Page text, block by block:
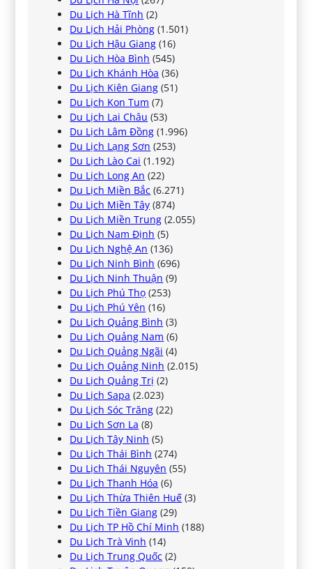
Du Lịch Hà Tĩnh (2)
Du Lịch Hải Phòng (1.501)
Du Lịch Hậu Giang (16)
Du Lịch Hòa Bình (545)
Du Lịch Khánh Hòa (36)
Du Lịch Kiên Giang (51)
Du Lịch Kon Tum (7)
Du Lịch Lai Châu (53)
Du Lịch Lâm Đồng (1.996)
Du Lịch Lạng Sơn (253)
Du Lịch Lào Cai (1.192)
Du Lịch Long An (22)
Du Lịch Miền Bắc (6.271)
Du Lịch Miền Tây (874)
Du Lịch Miền Trung (2.055)
Du Lịch Nam Định (5)
Du Lịch Nghệ An (136)
Du Lịch Ninh Bình (696)
Du Lịch Ninh Thuận (9)
Du Lịch Phú Thọ (253)
Du Lịch Phú Yên (16)
Du Lịch Quảng Bình (3)
Du Lịch Quảng Nam (6)
Du Lịch Quảng Ngãi (4)
Du Lịch Quảng Ninh (2.015)
Du Lịch Quảng Trị (2)
Du Lịch Sapa (2.023)
Du Lịch Sóc Trăng (22)
Du Lịch Sơn La (8)
Du Lịch Tây Ninh (5)
Du Lịch Thái Bình (274)
Du Lịch Thái Nguyên (55)
Du Lịch Thanh Hóa (6)
Du Lịch Thừa Thiên Huế (3)
Du Lịch Tiền Giang (29)
Du Lịch TP Hồ Chí Minh (188)
Du Lịch Trà Vinh (14)
Du Lịch Trung Quốc (2)